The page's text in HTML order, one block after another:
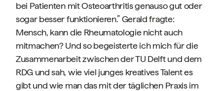
bei Patienten mit Osteoarthritis genauso gut oder
sogar besser funktionieren.” Gerald fragte:
Mensch, kann die Rheumatologie nicht auch
mitmachen? Und so begeisterte ich mich für die
Zusammenarbeit zwischen der TU Delft und dem
RDG und sah, wie viel junges kreatives Talent es
gibt und wie man das mit der täglichen Praxis im